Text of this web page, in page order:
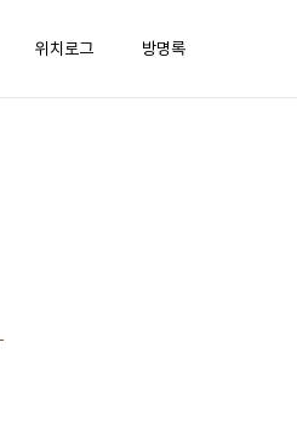
위치로그 방명록